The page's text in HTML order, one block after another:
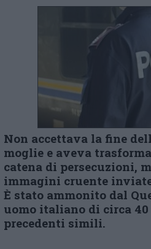
Non accettava la fine
moglie e aveva
catena di persecuzioni,
immagini cruente
È stato ammonito dal
uomo italiano di circa
precedenti simili.